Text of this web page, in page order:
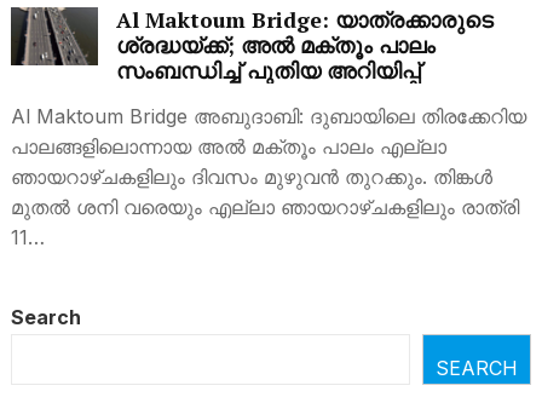
Al Maktoum Bridge: യാത്രക്കാരുടെ
ശ്രദ്ധയ്ക്ക്; അൽ മക്തൂം പാലം
സംബന്ധിച്ച് പുതിയ അറിയിപ്പ്
Al Maktoum Bridge അബുദാബി: ദുബായിലെ തിരക്കേറിയ
പാലങ്ങളിലൊന്നായ അല്‍ മക്തൂം പാലം എല്ലാ
ഞായറാഴ്ചകളിലും ദിവസം മുഴുവന്‍ തുറക്കും. തിങ്കള്‍
മുതല്‍ ശനി വരെയും എല്ലാ ‍‍ഞായറാഴ്ചകളിലും രാത്രി
11…
Search
SEARCH